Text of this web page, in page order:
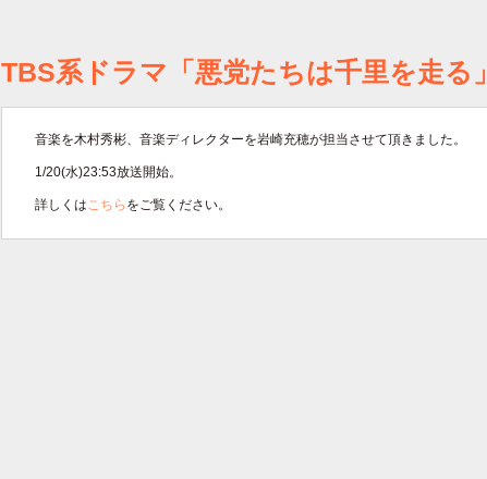
TBS系ドラマ「悪党たちは千里を走る」
音楽を木村秀彬、音楽ディレクターを岩崎充穂が担当させて頂きました。
1/20(水)23:53放送開始。
詳しくはこちら をご覧ください。